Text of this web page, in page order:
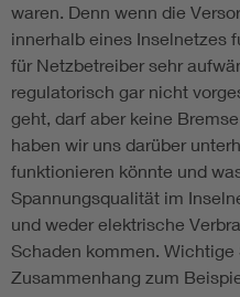
waren. Denn wenn die
innerhalb eines Inselnetzes
für Netzbetreiber sehr
regulatorisch gar nicht
geht, darf aber keine
haben wir uns darüber
funktionieren könnte und
Spannungsqualität im
und weder elektrische
Schaden kommen.
Zusammenhang zum